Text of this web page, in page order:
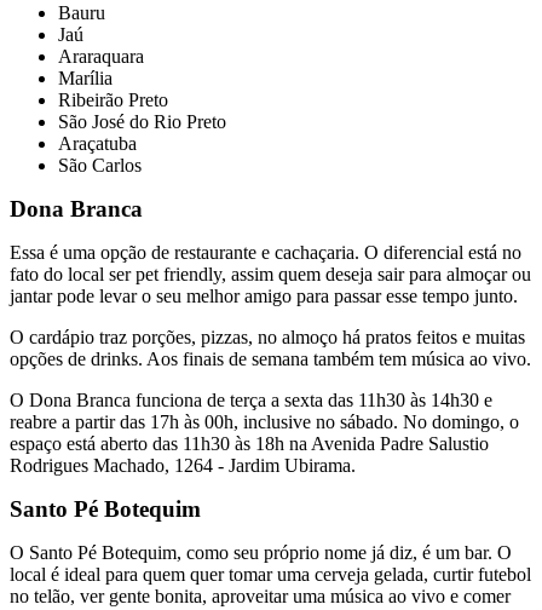
Bauru
Jaú
Araraquara
Marília
Ribeirão Preto
São José do Rio Preto
Araçatuba
São Carlos
Dona Branca
Essa é uma opção de restaurante e cachaçaria. O diferencial está no
fato do local ser pet friendly, assim quem deseja sair para almoçar ou
jantar pode levar o seu melhor amigo para passar esse tempo junto.
O cardápio traz porções, pizzas, no almoço há pratos feitos e muitas
opções de drinks. Aos finais de semana também tem música ao vivo.
O Dona Branca funciona de terça a sexta das 11h30 às 14h30 e
reabre a partir das 17h às 00h, inclusive no sábado. No domingo, o
espaço está aberto das 11h30 às 18h na Avenida Padre Salustio
Rodrigues Machado, 1264 - Jardim Ubirama.
Santo Pé Botequim
O Santo Pé Botequim, como seu próprio nome já diz, é um bar. O
local é ideal para quem quer tomar uma cerveja gelada, curtir futebol
no telão, ver gente bonita, aproveitar uma música ao vivo e comer